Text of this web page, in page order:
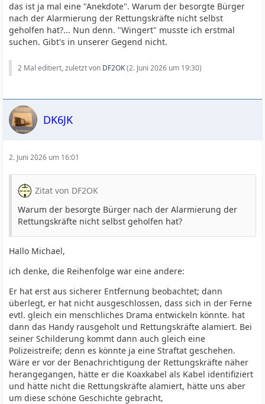
das ist ja mal eine "Anekdote". Warum der besorgte Bürger
nach der Alarmierung der Rettungskräfte nicht selbst
geholfen hat?... Nun denn. "Wingert" musste ich erstmal
suchen. Gibt's in unserer Gegend nicht.
2 Mal editiert, zuletzt von DF2OK(2. Juni 2026 um 19:30)
DK6JK
2. Juni 2026 um 16:01
Zitat von DF2OK
Warum der besorgte Bürger nach der Alarmierung der
Rettungskräfte nicht selbst geholfen hat?
Hallo Michael,
ich denke, die Reihenfolge war eine andere:
Er hat erst aus sicherer Entfernung beobachtet; dann
überlegt, er hat nicht ausgeschlossen, dass sich in der Ferne
evtl. gleich ein menschliches Drama entwickeln könnte. hat
dann das Handy rausgeholt und Rettungskräfte alamiert. Bei
seiner Schilderung kommt dann auch gleich eine
Polizeistreife; denn es könnte ja eine Straftat geschehen.
Wäre er vor der Benachrichtigung der Rettungskräfte näher
herangegangen, hätte er die Koaxkabel als Kabel identifiziert
und hätte nicht die Rettungskräfte alamiert, hätte uns aber
um diese schöne Geschichte gebracht,